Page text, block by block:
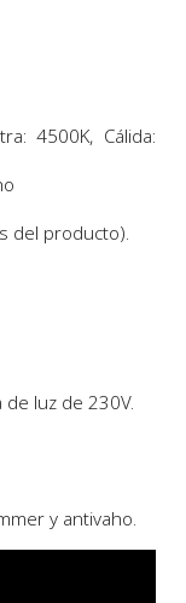
4500K, Cálida:
del producto).
luz de 230V.
y antivaho.